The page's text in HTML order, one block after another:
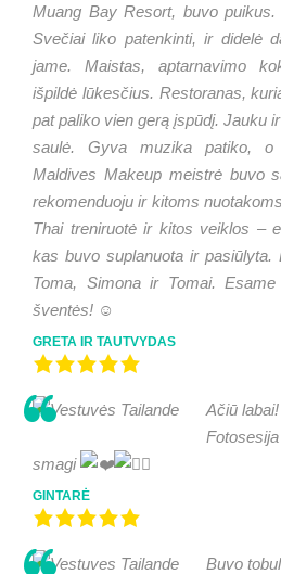
Muang Bay Resort, buvo
Svečiai liko patenkinti, ir didelė
jame. Maistas, aptarnavimo
išpildė lūkesčius. Restoranas,
pat paliko vien gerą įspūdį. Jauku
saulė. Gyva muzika patiko, o
Maldives Makeup meistrė buvo
rekomenduoju ir kitoms
Thai treniruotė ir kitos veiklos –
kas buvo suplanuota ir
Toma, Simona ir Tomai.
šventės! ☺️
GRETA IR TAUTVYDAS
Ačiū
smagi
GINTARĖ
Buvo